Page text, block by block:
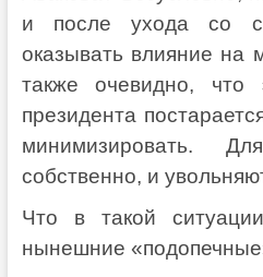
и после ухода со
оказывать влияние на
также очевидно,
президента
минимизировать.
собственно, и
Что в такой
нынешние